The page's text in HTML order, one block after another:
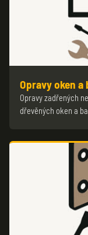
Opravy oken
Opravy zadřených
dřevěných oken a